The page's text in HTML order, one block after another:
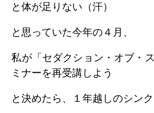
と体が足りない（汗）
と思っていた今年の４月、
私が「セダクション・オブ・
ミナーを再受講しよう
と決めたら、１年越しのシン